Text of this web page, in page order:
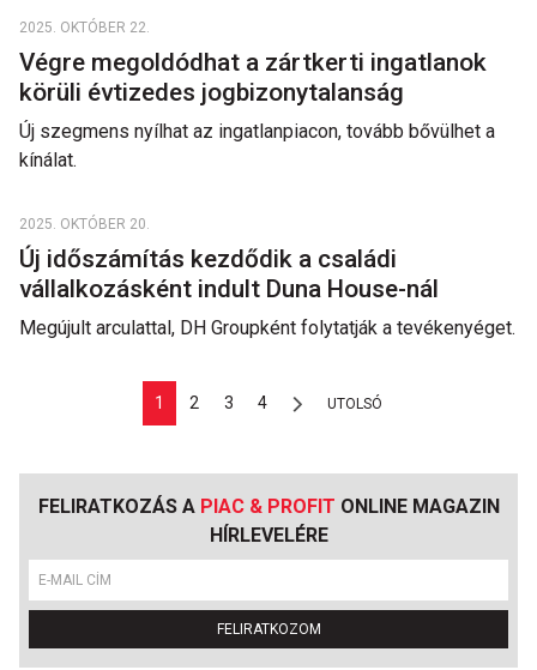
2025. OKTÓBER 22.
Végre megoldódhat a zártkerti ingatlanok
körüli évtizedes jogbizonytalanság
Új szegmens nyílhat az ingatlanpiacon, tovább bővülhet a
kínálat.
2025. OKTÓBER 20.
Új időszámítás kezdődik a családi
vállalkozásként indult Duna House-nál
​​​​​​​Megújult arculattal, DH Groupként folytatják a tevékenyéget.
1 2 3 4 UTOLSÓ
FELIRATKOZÁS A PIAC & PROFIT ONLINE MAGAZIN
HÍRLEVELÉRE
FELIRATKOZOM